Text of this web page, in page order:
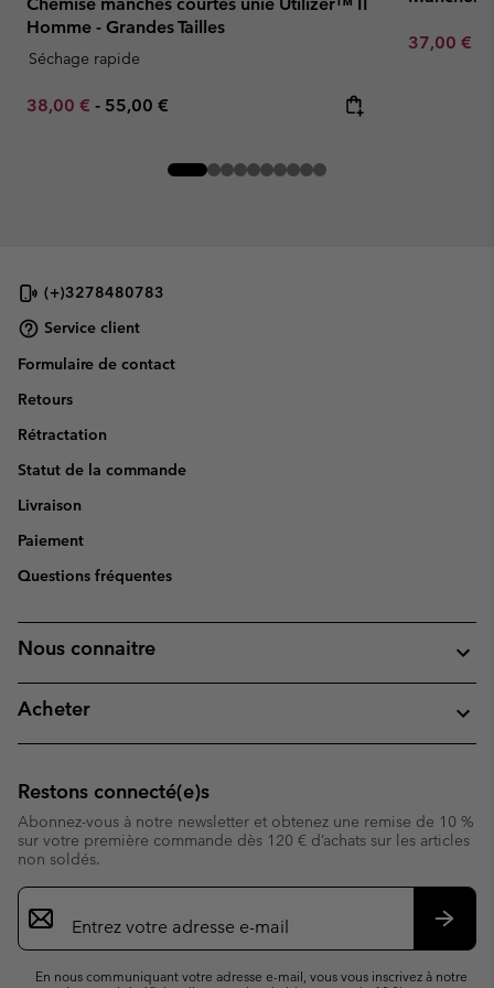
Homme - Grandes Tailles
Séchage rapide
Minimum sale price:
38,00 € - Maximum price:
55,00 €
Minimum
37,00 €
(+)3278480783
Service client
Formulaire de contact
Retours
Rétractation
Statut de la commande
Livraison
Paiement
Questions fréquentes
Nous connaitre
Acheter
Restons connecté(e)s
Abonnez-vous à notre newsletter et obtenez une remise de 10 %
sur votre première commande dès 120 € d’achats sur les articles
non soldés.
Inscription
par
e-
En nous communiquant votre adresse e-mail, vous vous inscrivez à notre